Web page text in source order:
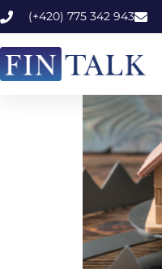
(+420) 775 342 943